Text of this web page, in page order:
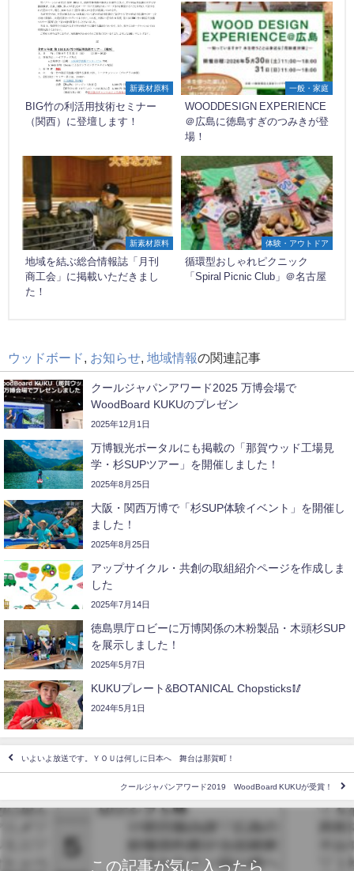
新素材原料
BIG竹の利活用技術セミナー
（関西）に登壇します！
一般・家庭
WOODDESIGN EXPERIENCE
＠広島に徳島すぎのつみきが登
場！
新素材原料
地域を結ぶ総合情報誌「月刊
商工会」に掲載いただきまし
た！
体験・アウトドア
循環型おしゃれピクニック
「Spiral Picnic Club」＠名古屋
ウッドボード お知らせ 地域情報の関連記事
クールジャパンアワード2025 万博会場で
WoodBoard KUKUのプレゼン
2025年12月1日
万博観光ポータルにも掲載の「那賀ウッド工場見
学・杉SUPツアー」を開催しました！
2025年8月25日
大阪・関西万博で「杉SUP体験イベント」を開催し
ました！
2025年8月25日
アップサイクル・共創の取組紹介ページを作成しま
した
2025年7月14日
徳島県庁ロビーに万博関係の木粉製品・木頭杉SUP
を展示しました！
2025年5月7日
KUKUプレート&BOTANICAL Chopsticks🥢
2024年5月1日
いよいよ放送です。ＹＯＵは何しに日本へ 舞台は那賀町！
クールジャパンアワード2019 WoodBoard KUKUが受賞！
この記事が気に入ったら